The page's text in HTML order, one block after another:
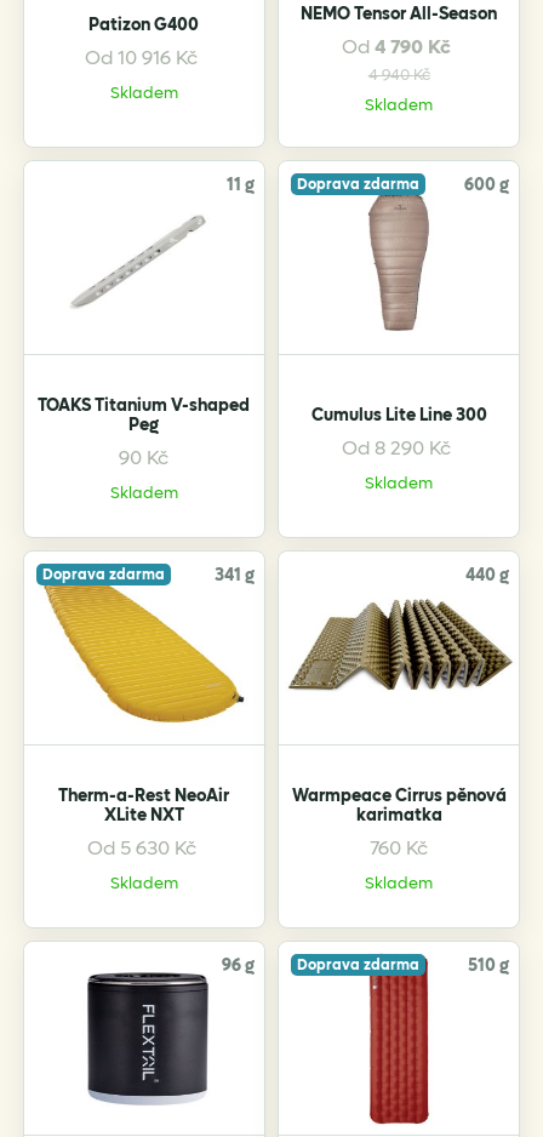
product
page
product
page
Patizon G400
Od 10 916 Kč
Skladem
This
product
multiple
options
may
on
product
page
NEMO Tensor All-Season
Od
4 940Kč
4 790 Kč
Skladem
This
product
multiple
variants.
The
options
may
be
chosen
on
product
page
11 g
TOAKS Titanium V-shaped
Peg
90 Kč
Skladem
Doprava zdarma 600 g
Cumulus Lite Line 300
Od 8 290 Kč
Skladem
This
product
multiple
variants.
The
options
may
be
on
product
page
Doprava zdarma 341 g
Therm-a-Rest NeoAir
XLite NXT
Od 5 630 Kč
Skladem
This
product
multiple
variants.
The
options
may
be
chosen
440 g
Warmpeace Cirrus pěnová
karimatka
760 Kč
Skladem
96 g Doprava zdarma 510 g